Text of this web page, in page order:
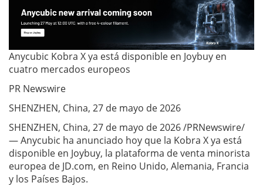
Anycubic Kobra X ya está disponible en Joybuy en
cuatro mercados europeos
PR Newswire
SHENZHEN, China, 27 de mayo de 2026
SHENZHEN, China, 27 de mayo de 2026 /PRNewswire/
— Anycubic ha anunciado hoy que la Kobra X ya está
disponible en Joybuy, la plataforma de venta minorista
europea de JD.com, en Reino Unido, Alemania, Francia
y los Países Bajos.